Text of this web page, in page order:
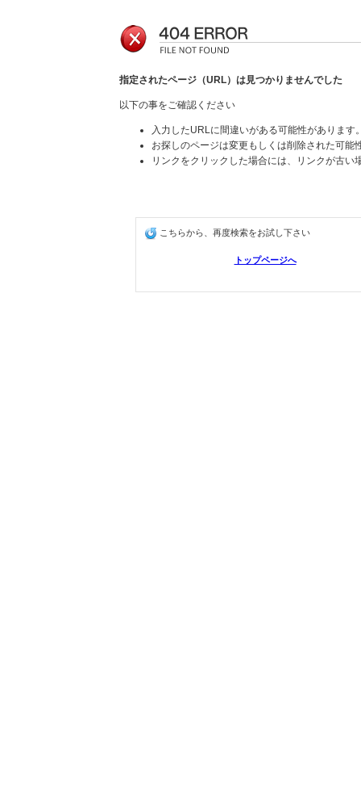
指定されたページ（URL）は見つかりませんでした
以下の事をご確認ください
入力したURLに間違いがある可能性があります
お探しのページは変更もしくは削除された可能
リンクをクリックした場合には、リンクが古い
こちらから、再度検索をお試し下さい
トップページへ